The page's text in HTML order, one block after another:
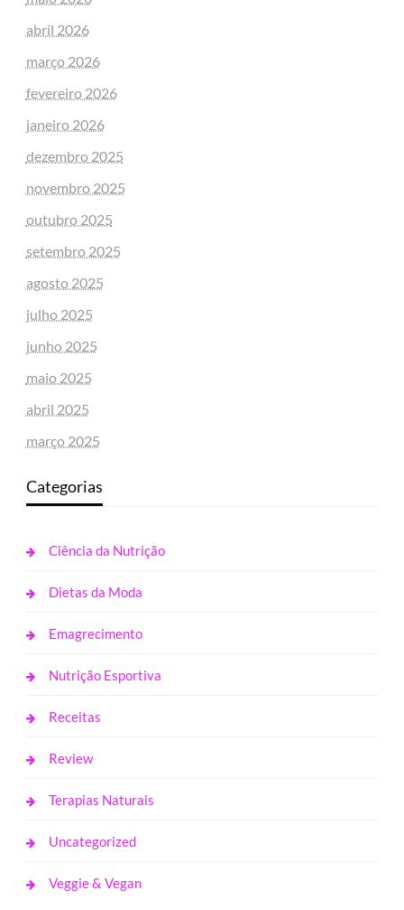
abril 2026
março 2026
fevereiro 2026
janeiro 2026
dezembro 2025
novembro 2025
outubro 2025
setembro 2025
agosto 2025
julho 2025
junho 2025
maio 2025
abril 2025
março 2025
Categorias
Ciência da Nutrição
Dietas da Moda
Emagrecimento
Nutrição Esportiva
Receitas
Review
Terapias Naturais
Uncategorized
Veggie & Vegan